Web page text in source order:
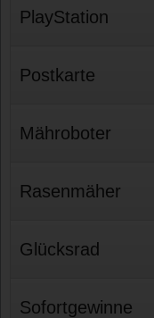
PlayStation
Postkarte
Mähroboter
Rasenmäher
Glücksrad
Sofortgewinne